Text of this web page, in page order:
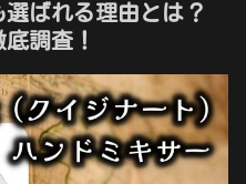
ばれる理由とは？
調査！